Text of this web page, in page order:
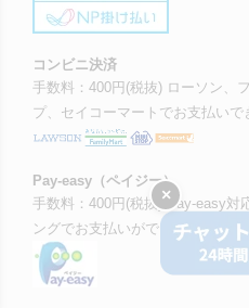
コンビニ決済
手数料：400円(税抜) ローソン、
プ、セイコーマートでお支払いで
Pay-easy（ペイジー）
手数料：400円(税抜) Pay-easy対
ングでお支払いができます。
×